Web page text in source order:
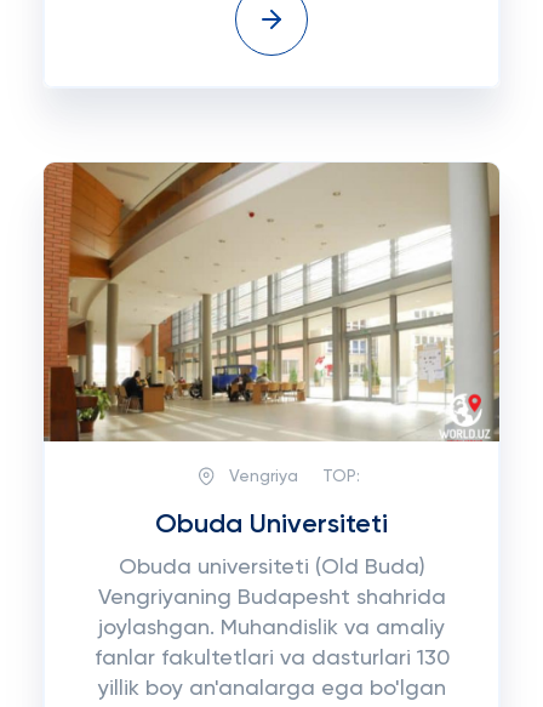
Vengriya TOP:
Obuda Universiteti
Obuda universiteti (Old Buda)
Vengriyaning Budapesht shahrida
joylashgan. Muhandislik va amaliy
fanlar fakultetlari va dasturlari 130
yillik boy an'analarga ega bo'lgan